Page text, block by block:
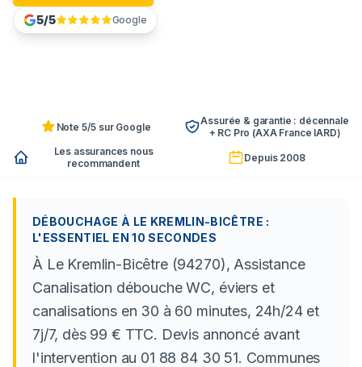
5/5 Google
Note 5/5 sur Google
Assurée & garantie : décennale
+ RC Pro (AXA France IARD)
Les assurances nous
recommandent
Depuis 2008
DÉBOUCHAGE À LE KREMLIN-BICÊTRE :
L'ESSENTIEL EN 10 SECONDES
À Le Kremlin-Bicêtre (94270), Assistance
Canalisation débouche WC, éviers et
canalisations en 30 à 60 minutes, 24h/24 et
7j/7, dès 99 € TTC. Devis annoncé avant
l'intervention au 01 88 84 30 51. Communes